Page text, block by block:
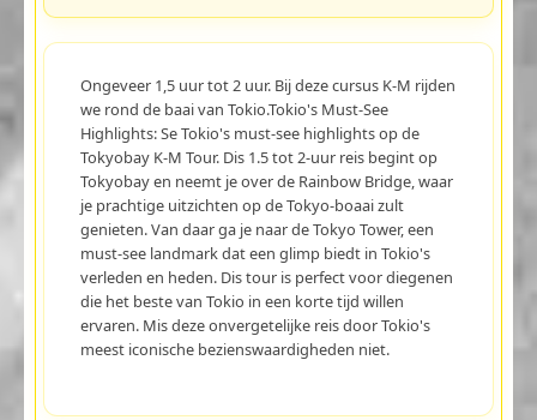
Ongeveer 1,5 uur tot 2 uur. Bij deze cursus K-M rijden
we rond de baai van Tokio.Tokio's Must-See
Highlights: Se Tokio's must-see highlights op de
Tokyobay K-M Tour. Dis 1.5 tot 2-uur reis begint op
Tokyobay en neemt je over de Rainbow Bridge, waar
je prachtige uitzichten op de Tokyo-boaai zult
genieten. Van daar ga je naar de Tokyo Tower, een
must-see landmark dat een glimp biedt in Tokio's
verleden en heden. Dis tour is perfect voor diegenen
die het beste van Tokio in een korte tijd willen
ervaren. Mis deze onvergetelijke reis door Tokio's
meest iconische bezienswaardigheden niet.